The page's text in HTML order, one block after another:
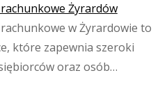
Żyrardów
w Żyrardowie to
które zapewnia szeroki
oraz osób…